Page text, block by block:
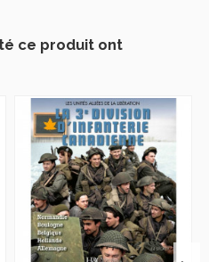
ce produit ont